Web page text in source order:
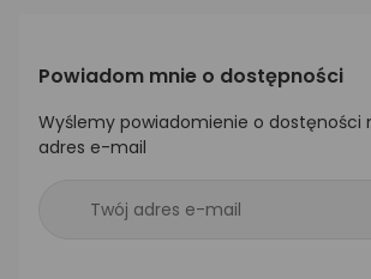
Powiadom mnie o dostępności
Wyślemy powiadomienie o dostęności
adres e-mail